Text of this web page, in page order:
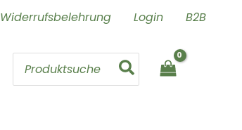
Widerrufsbelehrung Login B2B
Search